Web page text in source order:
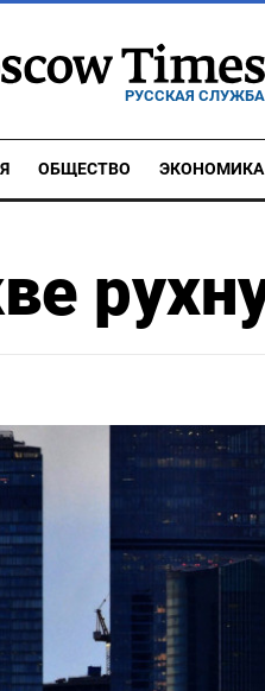
РУССКАЯ СЛУЖБА
ОБЩЕСТВО ЭКОНОМИКА